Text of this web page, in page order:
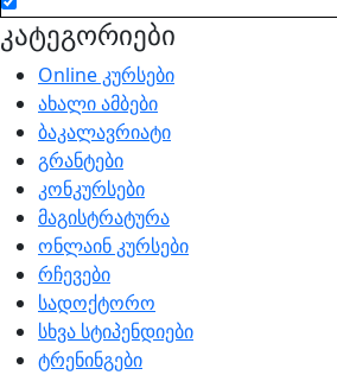
კატეგორიები
Online კურსები
ახალი ამბები
ბაკალავრიატი
გრანტები
კონკურსები
მაგისტრატურა
ონლაინ კურსები
რჩევები
სადოქტორო
სხვა სტიპენდიები
ტრენინგები